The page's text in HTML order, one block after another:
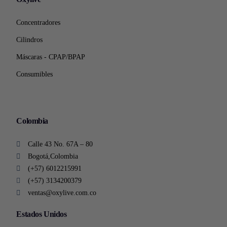
Concentradores
Cilindros
Máscaras - CPAP/BPAP
Consumibles
Colombia
Calle 43 No. 67A – 80
Bogotá,Colombia
(+57) 6012215991
(+57) 3134200379
ventas@oxylive.com.co
Estados Unidos